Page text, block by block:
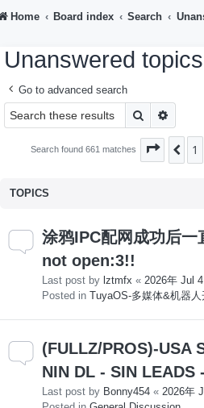
Home Board index Search
Unanswered topics
Go to advanced search
Search
Search found 661 matches Page 21
TOPICS
涂鸦IPC配网成功后
not open:3!!
Last post by lztmfx « 2026年 Jul
Posted in TuyaOS-多媒体&机器人
(FULLZ/PROS)-USA
NIN DL - SIN LEADS
Last post by Bonny454 « 2026年